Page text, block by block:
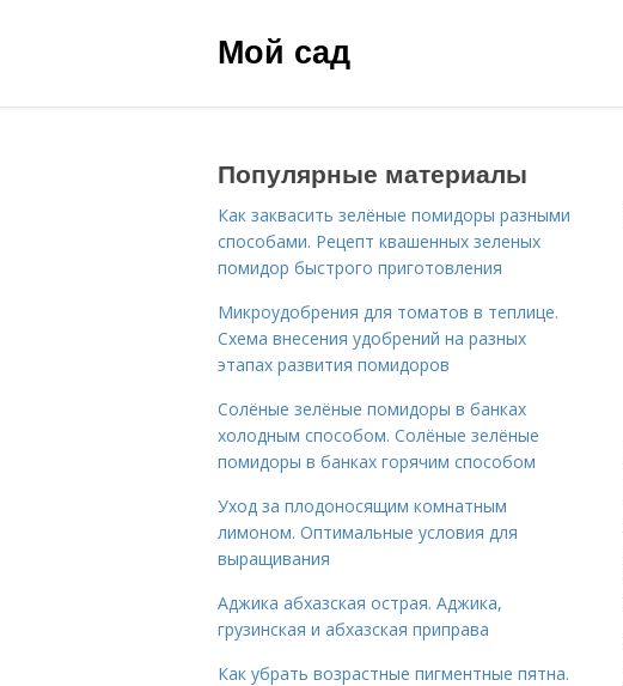
Мой сад
Популярные материалы
Как заквасить зелёные помидоры разными
способами. Рецепт квашенных зеленых
помидор быстрого приготовления
Микроудобрения для томатов в теплице.
Схема внесения удобрений на разных
этапах развития помидоров
Солёные зелёные помидоры в банках
холодным способом. Солёные зелёные
помидоры в банках горячим способом
Уход за плодоносящим комнатным
лимоном. Оптимальные условия для
выращивания
Аджика абхазская острая. Аджика,
грузинская и абхазская приправа
Как убрать возрастные пигментные пятна.